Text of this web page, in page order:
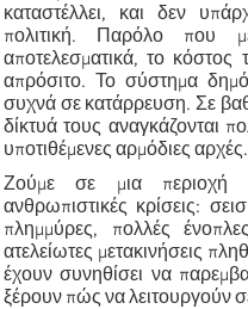
καταστέλλει, και δεν
πολιτική. Παρόλο που
αποτελεσματικά, το κόστος
απρόσιτο. Το σύστημα
συχνά σε κατάρρευση. Σε
δίκτυά τους αναγκάζονται
υποτιθέμενες αρμόδιες αρχές.
Ζούμε σε μια περιοχή
ανθρωπιστικές κρίσεις:
πλημμύρες, πολλές
ατελείωτες μετακινήσεις
έχουν συνηθίσει να
ξέρουν πώς να λειτουργούν